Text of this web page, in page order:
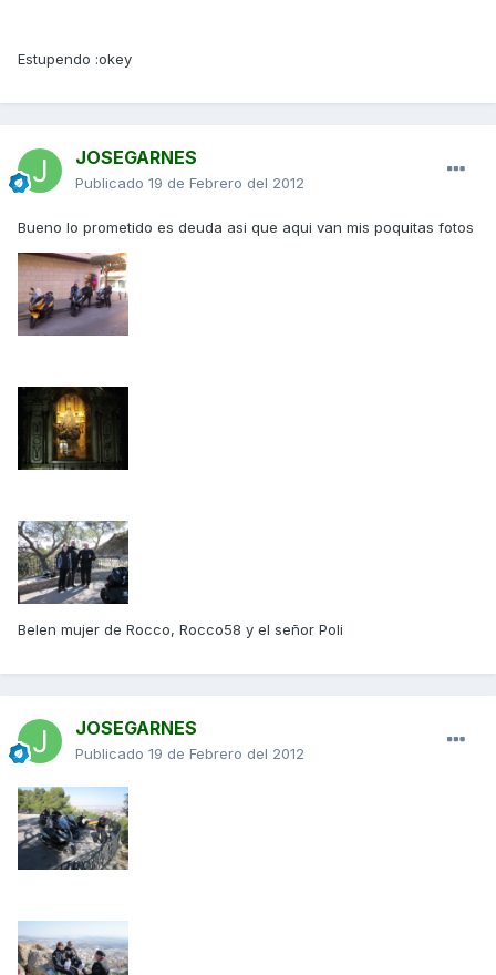
Estupendo :okey
JOSEGARNES
Publicado 19 de Febrero del 2012
Bueno lo prometido es deuda asi que aqui van mis poquitas fotos
Belen mujer de Rocco, Rocco58 y el señor Poli
JOSEGARNES
Publicado 19 de Febrero del 2012